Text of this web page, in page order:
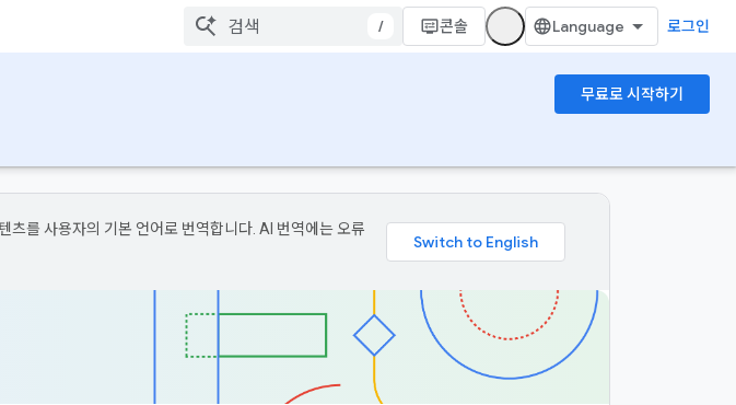
/ 콘솔 로그인
무료로 시작하기
츠를 사용자의 기본 언어로 번역합니다. AI 번역에는 오류